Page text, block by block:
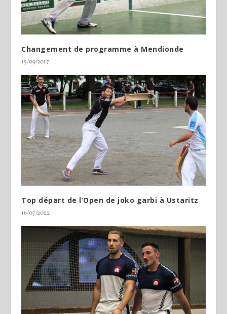
Changement de programme à Mendionde
15/09/2017
Top départ de l’Open de joko garbi à Ustaritz
16/07/2022